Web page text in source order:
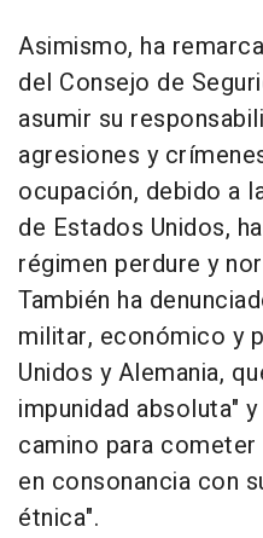
Asimismo, ha
del Consejo de
asumir su
agresiones y
ocupación, debido a
de Estados Unidos,
régimen perdure y
También ha
militar, económico y
Unidos y Alemania,
impunidad absoluta"
camino para
en consonancia con
étnica".